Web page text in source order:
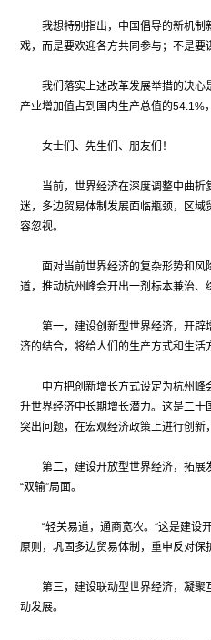
我想特别指出，中国倡导的新机制新
戏，而是要欢迎各方共同参与；不是
我们落实上述改革发展举措的决心是
产业增加值占到国内生产总值的54.1%
女士们、先生们、朋友们！
当前，世界经济在深度调整中曲折复
迷，多边贸易体制发展面临瓶颈，区
容忽视。
面对当前世界经济的复杂形势和风险
道，推动杭州峰会开出一剂标本兼治
第一，建设创新型世界经济，开辟增
济的结合，将给人们的生产方式和生
中方把创新增长方式设定为杭州峰会
升世界经济中长期增长潜力。这是二
突出问题，在宏观经济政策上进行创
第二，建设开放型世界经济，拓展发
“双输”局面。
“轻关易道，通商宽农。”这是建设开
原则，巩固多边贸易体制，重申反对
第三，建设联动型世界经济，凝聚互
动发展。